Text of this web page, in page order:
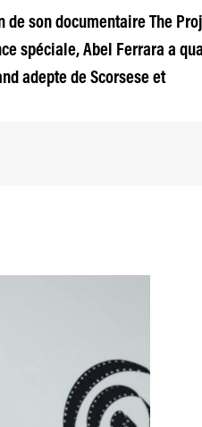
son documentaire The
spéciale, Abel Ferrara a
adepte de Scorsese et